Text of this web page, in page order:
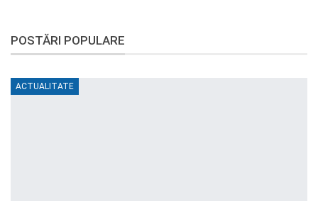
POSTĂRI POPULARE
ACTUALITATE